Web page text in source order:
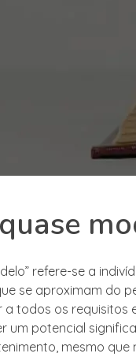
refere-se a
se aproximam do
todos os requisitos
um potencial
mesmo